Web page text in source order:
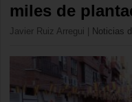
miles de
Javier Ruiz Arregui Noticias